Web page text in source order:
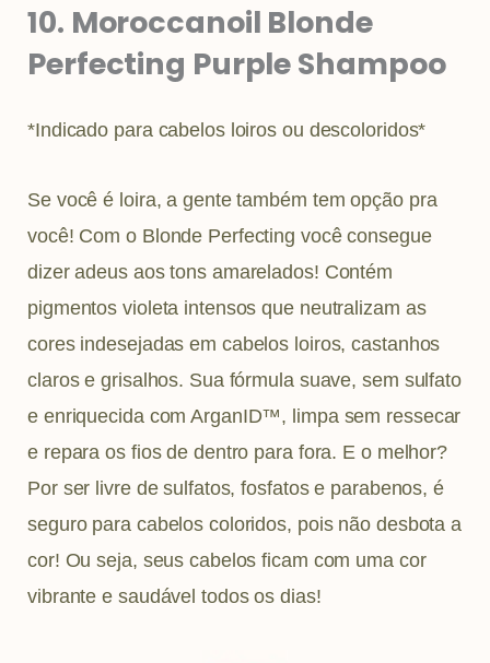
10. Moroccanoil Blonde
Perfecting Purple Shampoo
*Indicado para cabelos loiros ou descoloridos*
Se você é loira, a gente também tem opção pra
você! Com o Blonde Perfecting você consegue
dizer adeus aos tons amarelados! Contém
pigmentos violeta intensos que neutralizam as
cores indesejadas em cabelos loiros, castanhos
claros e grisalhos. Sua fórmula suave, sem sulfato
e enriquecida com ArganID™, limpa sem ressecar
e repara os fios de dentro para fora. E o melhor?
Por ser livre de sulfatos, fosfatos e parabenos, é
seguro para cabelos coloridos, pois não desbota a
cor! Ou seja, seus cabelos ficam com uma cor
vibrante e saudável todos os dias!